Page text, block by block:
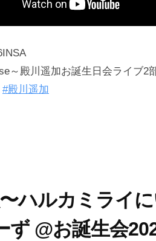
～殿川遥加お誕生日会ライブ2
#殿川遥加
ハルカミライ
ず @お誕生会